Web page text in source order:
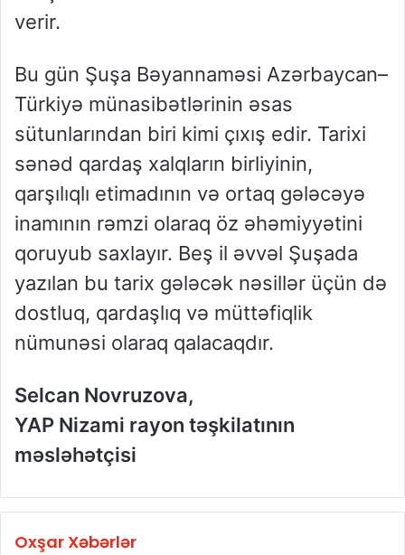
verir.
Bu gün Şuşa Bəyannaməsi Azərbaycan–
Türkiyə münasibətlərinin əsas
sütunlarından biri kimi çıxış edir. Tarixi
sənəd qardaş xalqların birliyinin,
qarşılıqlı etimadının və ortaq gələcəyə
inamının rəmzi olaraq öz əhəmiyyətini
qoruyub saxlayır. Beş il əvvəl Şuşada
yazılan bu tarix gələcək nəsillər üçün də
dostluq, qardaşlıq və müttəfiqlik
nümunəsi olaraq qalacaqdır.
Selcan Novruzova,
YAP Nizami rayon təşkilatının
məsləhətçisi
Oxşar Xəbərlər